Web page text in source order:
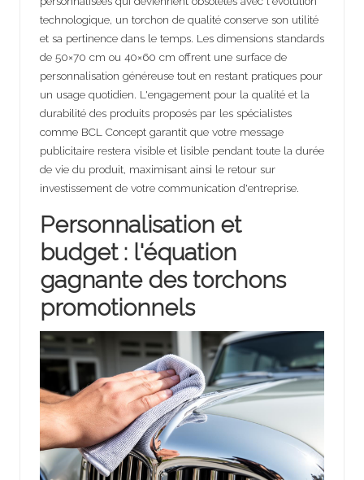
technologique, un torchon de qualité conserve son utilité
et sa pertinence dans le temps. Les dimensions standards
de 50×70 cm ou 40×60 cm offrent une surface de
personnalisation généreuse tout en restant pratiques pour
un usage quotidien. L'engagement pour la qualité et la
durabilité des produits proposés par les spécialistes
comme BCL Concept garantit que votre message
publicitaire restera visible et lisible pendant toute la durée
de vie du produit, maximisant ainsi le retour sur
investissement de votre communication d'entreprise.
Personnalisation et
budget : l'équation
gagnante des torchons
promotionnels